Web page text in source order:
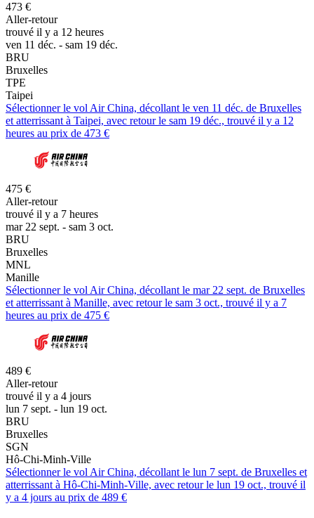
473 €
Aller-retour
trouvé il y a 12 heures
ven 11 déc. - sam 19 déc.
BRU
Bruxelles
TPE
Taipei
Sélectionner le vol Air China, décollant le ven 11 déc. de Bruxelles
et atterrissant à Taipei, avec retour le sam 19 déc., trouvé il y a 12
heures au prix de 473 €
475 €
Aller-retour
trouvé il y a 7 heures
mar 22 sept. - sam 3 oct.
BRU
Bruxelles
MNL
Manille
Sélectionner le vol Air China, décollant le mar 22 sept. de Bruxelles
et atterrissant à Manille, avec retour le sam 3 oct., trouvé il y a 7
heures au prix de 475 €
489 €
Aller-retour
trouvé il y a 4 jours
lun 7 sept. - lun 19 oct.
BRU
Bruxelles
SGN
Hô-Chi-Minh-Ville
Sélectionner le vol Air China, décollant le lun 7 sept. de Bruxelles et
atterrissant à Hô-Chi-Minh-Ville, avec retour le lun 19 oct., trouvé il
y a 4 jours au prix de 489 €